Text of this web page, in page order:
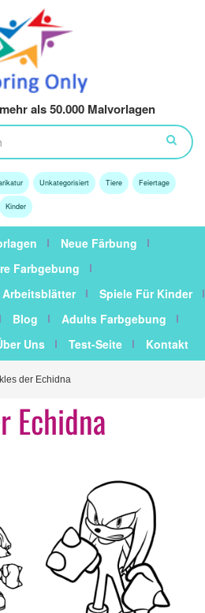
als 50.000 Malvorlagen
Unkategorisiert Tiere Feiertage
Kinder
Neue Färbung
Farbgebung
Spiele Für Kinder
Blog
Adults Farbgebung
Uns Test-Seite Kontakt
der Echidna
Echidna